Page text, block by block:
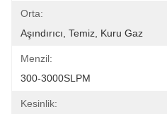
Orta:
Aşındırıcı, Temiz, Kuru Gaz
Menzil:
300-3000SLPM
Kesinlik: